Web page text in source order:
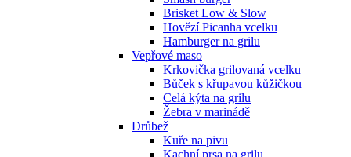
Brisket Low & Slow
Hovězí Picanha vcelku
Hamburger na grilu
Vepřové maso
Krkovička grilovaná vcelku
Bůček s křupavou kůžičkou
Celá kýta na grilu
Žebra v marinádě
Drůbež
Kuře na pivu
Kachní prsa na grilu